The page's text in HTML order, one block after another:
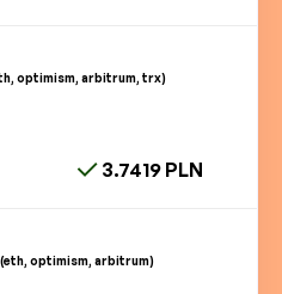
optimism, arbitrum, trx)
3.7419 PLN
(eth, optimism, arbitrum)